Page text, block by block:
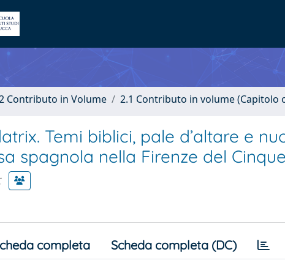
Contributo in Volume 2.1 Contributo in volume (Capitolo
Temi biblici, pale d’altare e
spagnola nella Firenze del
completa Scheda completa (DC)